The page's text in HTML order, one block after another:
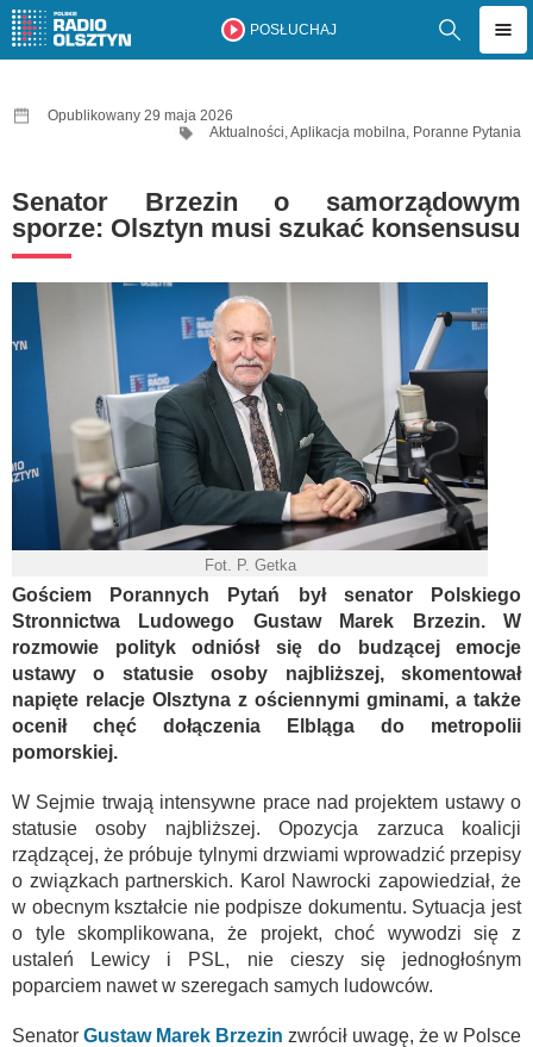
POSŁUCHAJ
Opublikowany 29 maja 2026
Aktualności,Aplikacja mobilna, Poranne Pytania
Senator Brzezin o samorządowym
sporze: Olsztyn musi szukać konsensusu
Fot. P. Getka
Gościem Porannych Pytań był senator Polskiego
Stronnictwa Ludowego Gustaw Marek Brzezin. W
rozmowie polityk odniósł się do budzącej emocje
ustawy o statusie osoby najbliższej, skomentował
napięte relacje Olsztyna z ościennymi gminami, a także
ocenił chęć dołączenia Elbląga do metropolii
pomorskiej.
W Sejmie trwają intensywne prace nad projektem ustawy o
statusie osoby najbliższej. Opozycja zarzuca koalicji
rządzącej, że próbuje tylnymi drzwiami wprowadzić przepisy
o związkach partnerskich. Karol Nawrocki zapowiedział, że
w obecnym kształcie nie podpisze dokumentu. Sytuacja jest
o tyle skomplikowana, że projekt, choć wywodzi się z
ustaleń Lewicy i PSL, nie cieszy się jednogłośnym
poparciem nawet w szeregach samych ludowców.
Senator Gustaw Marek Brzezin zwrócił uwagę, że w Polsce